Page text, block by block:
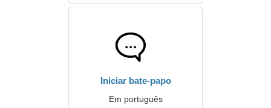
Iniciar bate-papo
Em português